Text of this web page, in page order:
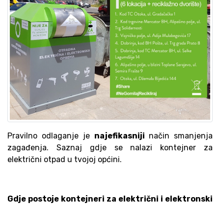
Pravilno odlaganje je najefikasniji način smanjenja
zagađenja. Saznaj gdje se nalazi kontejner za
električni otpad u tvojoj općini.
Gdje postoje kontejneri za električni i elektronski